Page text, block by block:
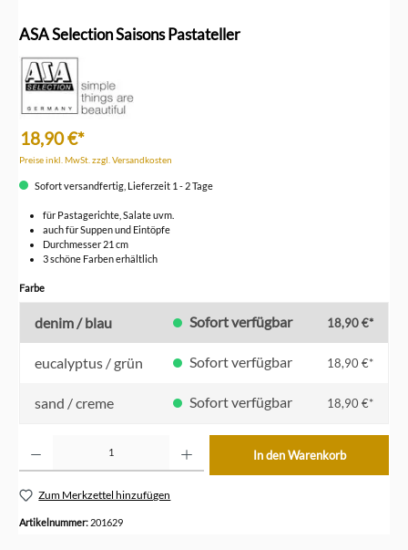
ASA Selection Saisons Pastateller
18,90 €*
Preise inkl. MwSt. zzgl. Versandkosten
Sofort versandfertig, Lieferzeit 1 - 2 Tage
für Pastagerichte, Salate uvm.
auch für Suppen und Eintöpfe
Durchmesser 21 cm
3 schöne Farben erhältlich
Farbeauswählen
denim / blau Sofort verfügbar 18,90 €*
eucalyptus / grün Sofort verfügbar 18,90 €*
sand / creme Sofort verfügbar 18,90 €*
In den Warenkorb
Zum Merkzettel hinzufügen
Artikelnummer: 201629